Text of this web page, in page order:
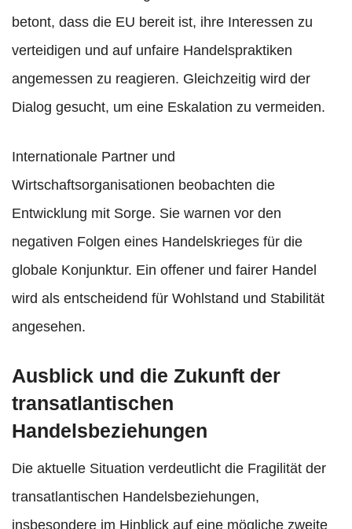
betont, dass die EU bereit ist, ihre Interessen zu
verteidigen und auf unfaire Handelspraktiken
angemessen zu reagieren. Gleichzeitig wird der
Dialog gesucht, um eine Eskalation zu vermeiden.
Internationale Partner und
Wirtschaftsorganisationen beobachten die
Entwicklung mit Sorge. Sie warnen vor den
negativen Folgen eines Handelskrieges für die
globale Konjunktur. Ein offener und fairer Handel
wird als entscheidend für Wohlstand und Stabilität
angesehen.
Ausblick und die Zukunft der
transatlantischen
Handelsbeziehungen
Die aktuelle Situation verdeutlicht die Fragilität der
transatlantischen Handelsbeziehungen,
insbesondere im Hinblick auf eine mögliche zweite